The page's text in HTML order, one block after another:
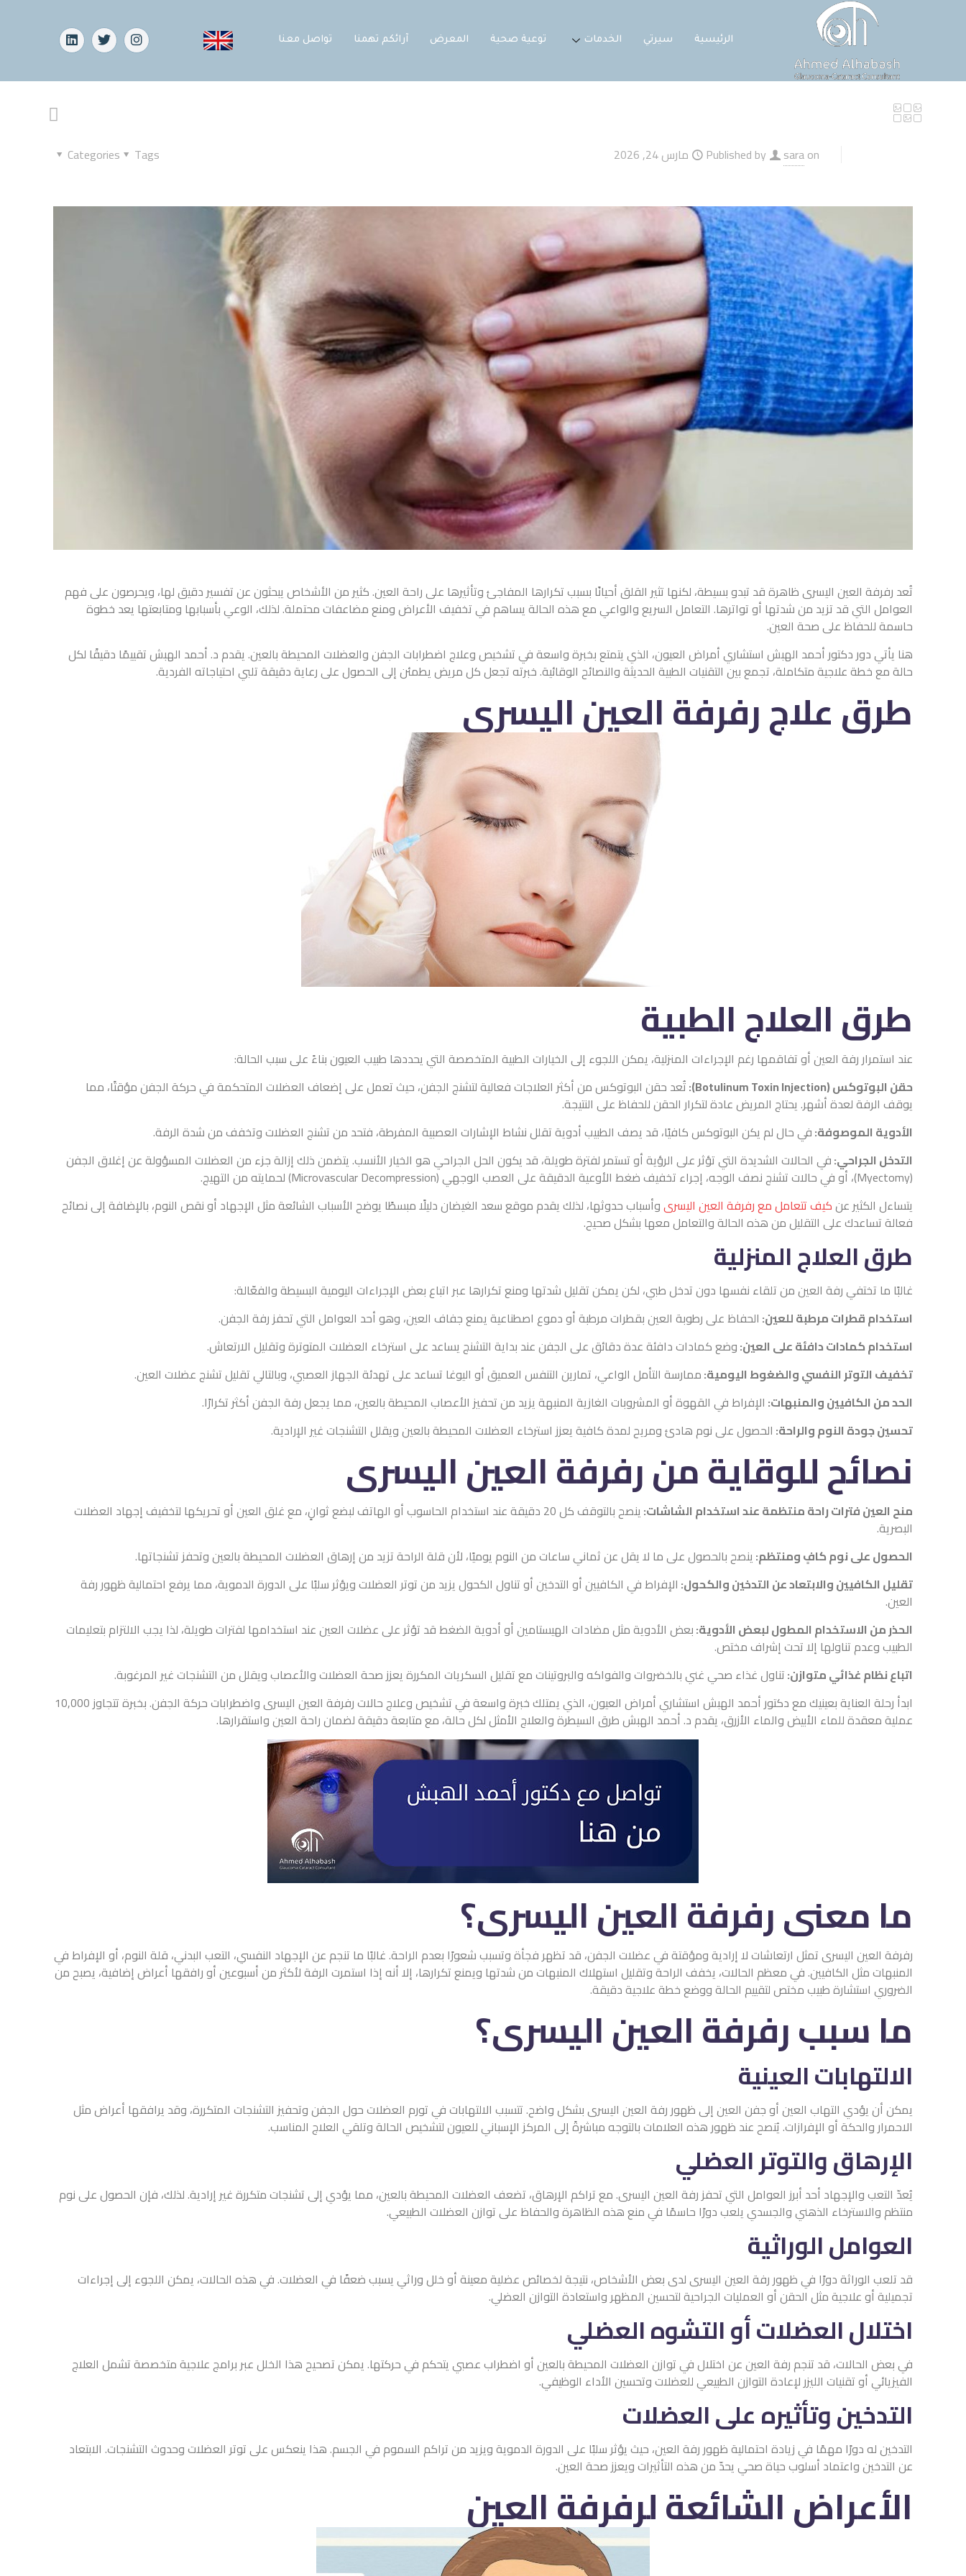
الرئيسية سيرتي الخدمات توعية صحية المعرض آرائكم تهمنا تواصل معنا
Published by saraon مارس 24, 2026 Categories Tags
تُعد رفرفة العين اليسرىظاهرة قد تبدو بسيطة، لكنها تثير القلق أحيانًا بسبب تكرارها المفاجئ وتأثيرها على راحة العين. كثير من الأشخاص يبحثون عن تفسير دقيق لها، ويحرصون على فهم
العوامل التي قد تزيد من شدتها أو تواترها. التعامل السريع والواعي مع هذه الحالة يساهم في تخفيف الأعراض ومنع مضاعفات محتملة. لذلك، الوعي بأسبابها ومتابعتها يعد خطوة
حاسمة للحفاظ على صحة العين.
هنا يأتي دور دكتور أحمد الهبش استشاري أمراض العيون، الذي يتمتع بخبرة واسعة في تشخيص وعلاج اضطرابات الجفن والعضلات المحيطة بالعين. يقدم د. أحمد الهبش تقييمًا دقيقًا لكل
حالة مع خطة علاجية متكاملة، تجمع بين التقنيات الطبية الحديثة والنصائح الوقائية. خبرته تجعل كل مريض يطمئن إلى الحصول على رعاية دقيقة تلبي احتياجاته الفردية.
طرق علاج رفرفة العين اليسرى
طرق العلاج الطبية
عند استمرار رفة العين أو تفاقمها رغم الإجراءات المنزلية، يمكن اللجوء إلى الخيارات الطبية المتخصصة التي يحددها طبيب العيون بناءً على سبب الحالة:
حقن البوتوكس (Botulinum Toxin Injection):
تُعد حقن البوتوكس من أكثر العلاجات فعالية لتشنج الجفن، حيث تعمل على إضعاف العضلات المتحكمة في حركة الجفن مؤقتًا، مما
يوقف الرفة لعدة أشهر. يحتاج المريض عادة لتكرار الحقن للحفاظ على النتيجة.
الأدوية الموصوفة:في حال لم يكن البوتوكس كافيًا، قد يصف الطبيب أدوية تقلل نشاط الإشارات العصبية المفرطة، فتحد من تشنج العضلات وتخفف من شدة الرفة.
التدخل الجراحي:في الحالات الشديدة التي تؤثر على الرؤية أو تستمر لفترة طويلة، قد يكون الحل الجراحي هو الخيار الأنسب. يتضمن ذلك إزالة جزء من العضلات المسؤولة عن إغلاق الجفن
(Myectomy)، أو في حالات تشنج نصف الوجه، إجراء تخفيف ضغط الأوعية الدقيقة على العصب الوجهي (Microvascular Decompression) لحمايته من التهيج.
يتساءل الكثير عنكيف تتعامل مع رفرفة العين اليسرىوأسباب حدوثها، لذلك يقدم موقع سعد الغيضان دليلًا مبسطًا يوضح الأسباب الشائعة مثل الإجهاد أو نقص النوم، بالإضافة إلى نصائح
فعالة تساعدك على التقليل من هذه الحالة والتعامل معها بشكل صحيح.
طرق العلاج المنزلية
غالبًا ما تختفي رفة العين من تلقاء نفسها دون تدخل طبي، لكن يمكن تقليل شدتها ومنع تكرارها عبر اتباع بعض الإجراءات اليومية البسيطة والفعّالة:
استخدام قطرات مرطبة للعين: الحفاظ على رطوبة العين بقطرات مرطبة أو دموع اصطناعية يمنع جفاف العين، وهو أحد العوامل التي تحفز رفة الجفن.
استخدام كمادات دافئة على العين:وضع كمادات دافئة عدة دقائق على الجفن عند بداية التشنج يساعد على استرخاء العضلات المتوترة وتقليل الارتعاش.
تخفيف التوتر النفسي والضغوط اليومية:ممارسة التأمل الواعي، تمارين التنفس العميق أو اليوغا تساعد على تهدئة الجهاز العصبي، وبالتالي تقليل تشنج عضلات العين.
الحد من الكافيين والمنبهات: الإفراط في القهوة أو المشروبات الغازية المنبهة يزيد من تحفيز الأعصاب المحيطة بالعين، مما يجعل رفة الجفن أكثر تكرارًا.
تحسين جودة النوم والراحة: الحصول على نوم هادئ ومريح لمدة كافية يعزز استرخاء العضلات المحيطة بالعين ويقلل التشنجات غير الإرادية.
نصائح للوقاية من رفرفة العين اليسرى
منح العين فترات راحة منتظمة عند استخدام الشاشات:
ينصح بالتوقف كل 20 دقيقة عند استخدام الحاسوب أو الهاتف لبضع ثوانٍ، مع غلق العين أو تحريكها لتخفيف إجهاد العضلات
البصرية.
الحصول على نوم كافٍ ومنتظم: ينصح بالحصول على ما لا يقل عن ثماني ساعات من النوم يوميًا، لأن قلة الراحة تزيد من إرهاق العضلات المحيطة بالعين وتحفز تشنجاتها.
تقليل الكافيين والابتعاد عن التدخين والكحول: الإفراط في الكافيين أو التدخين أو تناول الكحول يزيد من توتر العضلات ويؤثر سلبًا على الدورة الدموية، مما يرفع احتمالية ظهور رفة
العين.
الحذر من الاستخدام المطول لبعض الأدوية:بعض الأدوية مثل مضادات الهيستامين أو أدوية الضغط قد تؤثر على عضلات العين عند استخدامها لفترات طويلة، لذا يجب الالتزام بتعليمات
الطبيب وعدم تناولها إلا تحت إشراف مختص.
اتباع نظام غذائي متوازن:تناول غذاء صحي غني بالخضروات والفواكه والبروتينات مع تقليل السكريات المكررة يعزز صحة العضلات والأعصاب ويقلل من التشنجات غير المرغوبة.
ابدأ رحلة العناية بعينيك مع دكتور أحمد الهبش استشاري أمراض العيون، الذي يمتلك خبرة واسعة في تشخيص وعلاج حالات رفرفة العين اليسرى واضطرابات حركة الجفن. بخبرة تتجاوز 10,000
عملية معقدة للماء الأبيض والماء الأزرق، يقدم د. أحمد الهبش طرق السيطرة والعلاج الأمثل لكل حالة، مع متابعة دقيقة لضمان راحة العين واستقرارها.
ما معنى رفرفة العين اليسرى؟
رفرفة العين اليسرى تمثل ارتعاشات لا إرادية ومؤقتة في عضلات الجفن، قد تظهر فجأة وتسبب شعورًا بعدم الراحة. غالبًا ما تنجم عن الإجهاد النفسي، التعب البدني، قلة النوم، أو الإفراط في
المنبهات مثل الكافيين. في معظم الحالات، يخفف الراحة وتقليل استهلاك المنبهات من شدتها ويمنع تكرارها، إلا أنه إذا استمرت الرفة لأكثر من أسبوعين أو رافقها أعراض إضافية، يصبح من
الضروري استشارة طبيب مختص لتقييم الحالة ووضع خطة علاجية دقيقة.
ما سبب رفرفة العين اليسرى؟
الالتهابات العينية
يمكن أن يؤدي التهاب العين أو جفن العين إلى ظهور رفة العين اليسرى بشكل واضح. تتسبب الالتهابات في تورم العضلات حول الجفن وتحفيز التشنجات المتكررة، وقد يرافقها أعراض مثل
الاحمرار والحكة أو الإفرازات. يُنصح عند ظهور هذه العلامات بالتوجه مباشرةً إلى المركز الإسباني للعيون لتشخيص الحالة وتلقي العلاج المناسب.
الإرهاق والتوتر العضلي
يُعدّ التعب والإجهاد أحد أبرز العوامل التي تحفز رفة العين اليسرى. مع تراكم الإرهاق، تضعف العضلات المحيطة بالعين، مما يؤدي إلى تشنجات متكررة غير إرادية. لذلك، فإن الحصول على نوم
منتظم والاسترخاء الذهني والجسدي يلعب دورًا حاسمًا في منع هذه الظاهرة والحفاظ على توازن العضلات الطبيعي.
العوامل الوراثية
قد تلعب الوراثة دورًا في ظهور رفة العين اليسرى لدى بعض الأشخاص، نتيجة لخصائص عضلية معينة أو خلل وراثي يسبب ضعفًا في العضلات. في هذه الحالات، يمكن اللجوء إلى إجراءات
تجميلية أو علاجية مثل الحقن أو العمليات الجراحية لتحسين المظهر واستعادة التوازن العضلي.
اختلال العضلات أو التشوه العضلي
في بعض الحالات، قد تنجم رفة العين عن اختلال في توازن العضلات المحيطة بالعين أو اضطراب عصبي يتحكم في حركتها. يمكن تصحيح هذا الخلل عبر برامج علاجية متخصصة تشمل العلاج
الفيزيائي أو تقنيات الليزر لإعادة التوازن الطبيعي للعضلات وتحسين الأداء الوظيفي.
التدخين وتأثيره على العضلات
التدخين له دورًا مهمًا في زيادة احتمالية ظهور رفة العين، حيث يؤثر سلبًا على الدورة الدموية ويزيد من تراكم السموم في الجسم. هذا ينعكس على توتر العضلات وحدوث التشنجات. الابتعاد
عن التدخين واعتماد أسلوب حياة صحي يحدّ من هذه التأثيرات ويعزز صحة العين.
الأعراض الشائعة لرفرفة العين